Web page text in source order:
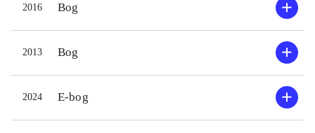
2016 Bog
2013 Bog
2024 E-bog